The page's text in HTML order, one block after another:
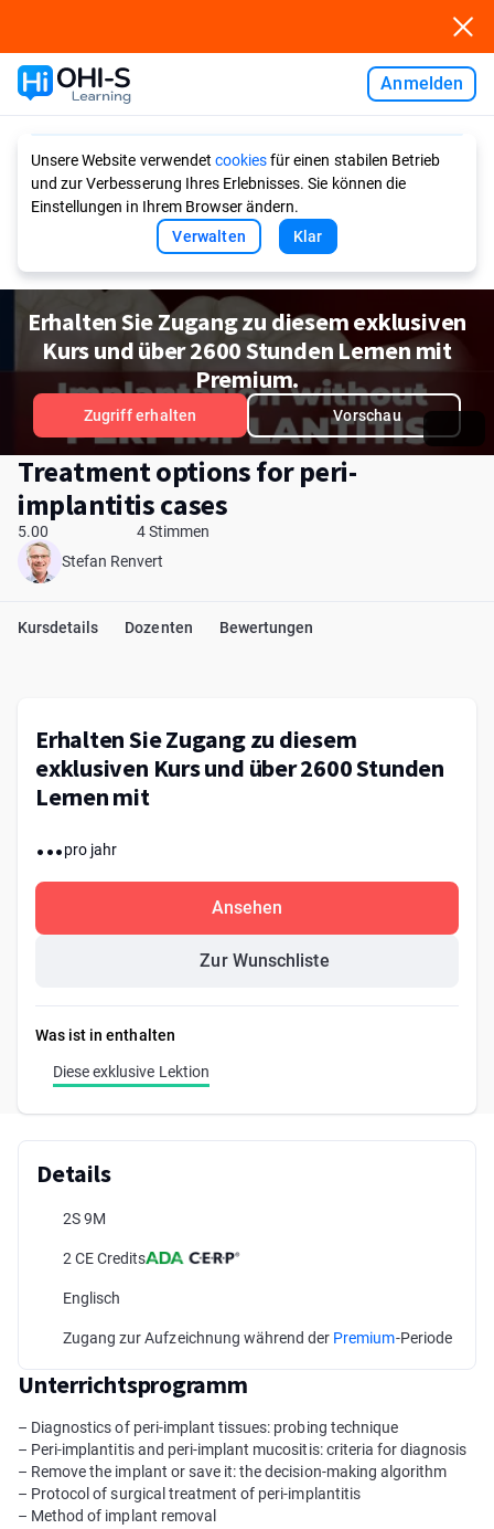
Anmelden
Unsere Website verwendet cookiesfür einen stabilen Betrieb
und zur Verbesserung Ihres Erlebnisses. Sie können die
Einstellungen in Ihrem Browser ändern.
Verwalten
Klar
Erhalten Sie Zugang zu diesem exklusiven
Kurs und über 2600 Stunden Lernen mit
Premium.
Zugriff erhalten Vorschau
Treatment options for peri-
implantitis cases
5.00
4 Stimmen
Stefan Renvert
Kursdetails Dozenten Bewertungen
Erhalten Sie Zugang zu diesem
exklusiven Kurs und über 2600 Stunden
Lernen mit
...pro jahr
Ansehen
Zur Wunschliste
Was ist in enthalten
Diese exklusive Lektion
Details
2S 9M
2 CE Credits
Englisch
Zugang zur Aufzeichnung während der Premium-Periode
Unterrichtsprogramm
– Diagnostics of peri-implant tissues: probing technique
– Peri-implantitis and peri-implant mucositis: criteria for diagnosis
– Remove the implant or save it: the decision-making algorithm
– Protocol of surgical treatment of peri-implantitis
– Method of implant removal